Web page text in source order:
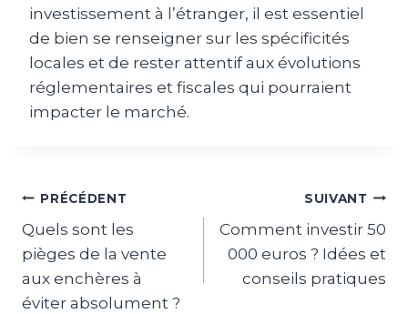
investissement à l’étranger, il est essentiel
de bien se renseigner sur les spécificités
locales et de rester attentif aux évolutions
réglementaires et fiscales qui pourraient
impacter le marché.
Navigation
de
l’article
PRÉCÉDENT
Quels sont les
pièges de la vente
aux enchères à
éviter absolument ?
SUIVANT
Comment investir 50
000 euros ? Idées et
conseils pratiques